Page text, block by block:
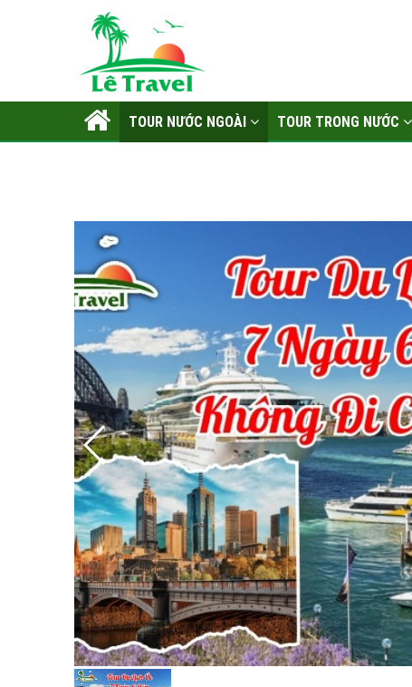
TOUR NƯỚC NGOÀI TOUR TRONG NƯỚC